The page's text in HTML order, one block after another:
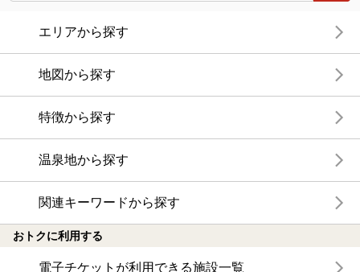
エリアから探す
地図から探す
特徴から探す
温泉地から探す
関連キーワードから探す
おトクに利用する
電子チケットが利用できる施設一覧